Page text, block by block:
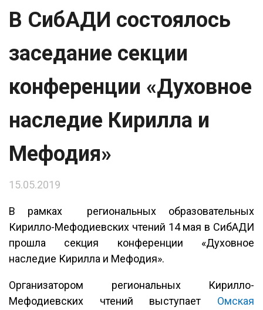
В СибАДИ состоялось
заседание секции
конференции «Духовное
наследие Кирилла и
Мефодия»
15.05.2019
В рамках региональных образовательных
Кирилло-Мефодиевских чтений 14 мая в СибАДИ
прошла секция конференции «Духовное
наследие Кирилла и Мефодия».
Организатором региональных Кирилло-
Мефодиевских чтений выступает Омская